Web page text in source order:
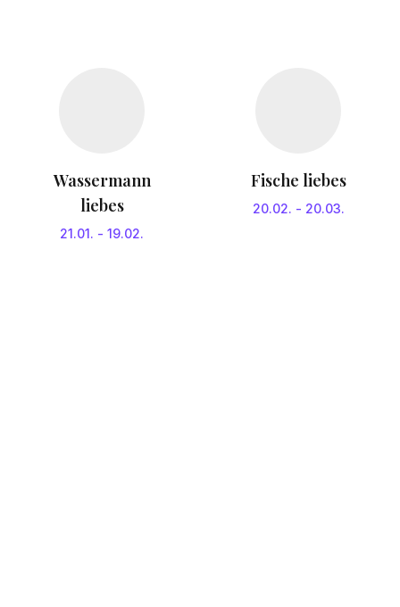
Wassermann
liebes
21.01. - 19.02.
Fische liebes
20.02. - 20.03.